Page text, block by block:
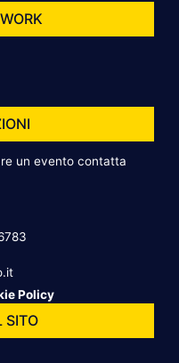
un evento contatta
Policy
SITO